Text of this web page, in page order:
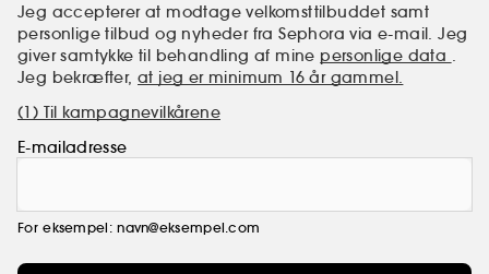
Jeg accepterer at modtage velkomsttilbuddet samt
personlige tilbud og nyheder fra Sephora via e-mail. Jeg
giver samtykke til behandling af mine personlige data
Jeg bekræfter,at jeg er minimum 16 år gammel.
(1) Til kampagnevilkårene
E-mailadresse
For eksempel: navn@eksempel.com